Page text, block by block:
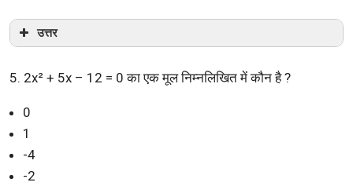
उत्तर
5. 2x² + 5x – 12 = 0 का एक मूल निम्नलिखित में कौन है ?
0
1
-4
-2